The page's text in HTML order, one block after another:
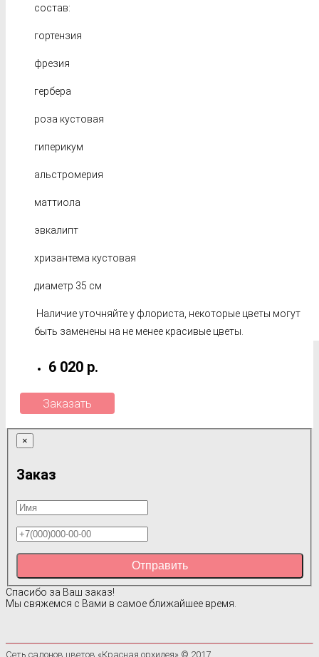
состав:
гортензия
фрезия
гербера
роза кустовая
гиперикум
альстромерия
маттиола
эвкалипт
хризантема кустовая
диаметр 35 см
Наличие уточняйте у флориста, некоторые цветы могут
быть заменены на не менее красивые цветы.
6 020 р.
Заказать
×
Заказ
Отправить
Спасибо за Ваш заказ!
Мы свяжемся с Вами в самое ближайшее время.
Сеть салонов цветов «Красная орхидея» © 2017